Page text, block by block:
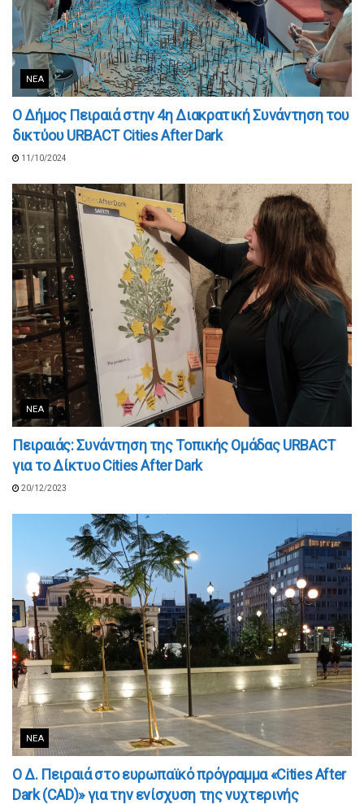
ΝΈΑ
Ο Δήμος Πειραιά στην 4η Διακρατική Συνάντηση του
δικτύου URBACT Cities After Dark
11/10/2024
ΝΈΑ
Πειραιάς: Συνάντηση της Τοπικής Ομάδας URBACT
για το Δίκτυο Cities After Dark
20/12/2023
ΝΈΑ
Ο Δ. Πειραιά στο ευρωπαϊκό πρόγραμμα «Cities After
Dark (CAD)» για την ενίσχυση της νυχτερινής